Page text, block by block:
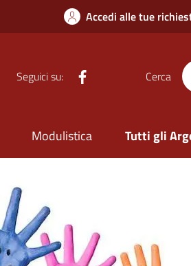
Accedi alle tue
Seguici su: Cerca
Modulistica Tutti gli